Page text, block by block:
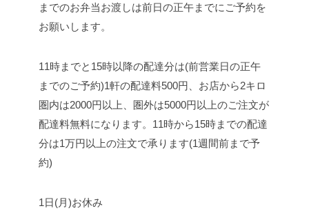
までのお弁当お渡しは前日の正午までにご予約を
お願いします。
11時までと15時以降の配達分は(前営業日の正午
までのご予約)1軒の配達料500円、お店から2キロ
圏内は2000円以上、圏外は5000円以上のご注文が
配達料無料になります。 11時から15時までの配達
分は1万円以上の注文で承ります(1週間前まで予
約)
1日(月)お休み